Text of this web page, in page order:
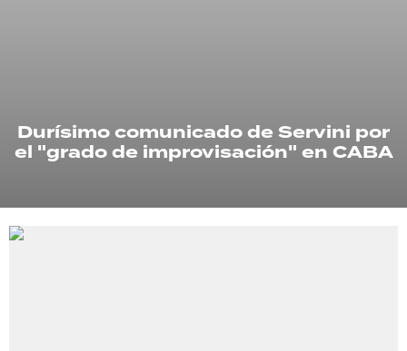
Durísimo comunicado de Servini por
el "grado de improvisación" en CABA
PALABRAS